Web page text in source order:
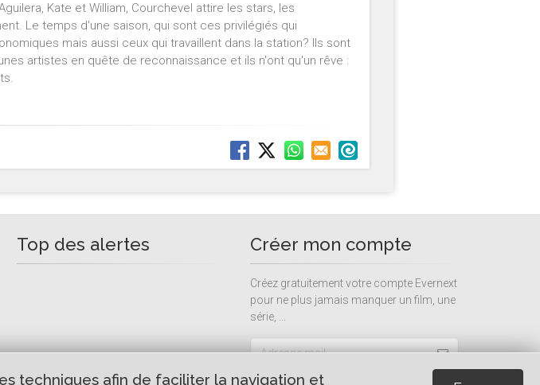
Kate et William, Courchevel attire les stars, les
Le temps d'une saison, qui sont ces privilégiés qui
mais aussi ceux qui travaillent dans la station? Ils sont
artistes en quête de reconnaissance et ils n'ont qu'un rêve :
Top des alertes Créer mon compte
Créez gratuitement votre compte Evernext
pour ne plus jamais manquer un film, une
série, ...
techniques afin de faciliter la navigation et